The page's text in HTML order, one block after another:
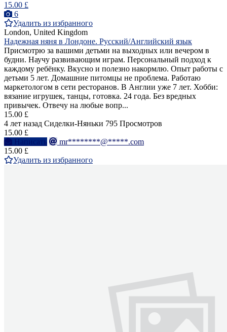
15.00 £
6
Удалить из избранного
London, United Kingdom
Надежная няня в Лондоне. Русский/Английский язык
Присмотрю за вашими детьми на выходных или вечером в
будни. Научу развивающим играм. Персональный подход к
каждому ребёнку. Вкусно и полезно накормлю. Опыт работы с
детьми 5 лет. Домашние питомцы не проблема. Работаю
маркетологом в сети ресторанов. В Англии уже 7 лет. Хобби:
вязание игрушек, танцы, готовка. 24 года. Без вредных
привычек. Отвечу на любые вопр...
15.00 £
4 лет назад Сиделки-Няньки 795 Просмотров
15.00 £
Написать
mr********@*****.com
15.00 £
Удалить из избранного